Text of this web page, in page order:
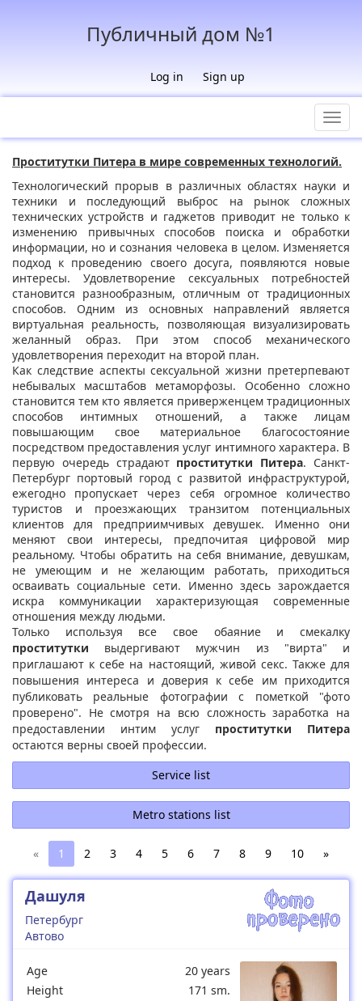
Публичный дом №1
Log in Sign up
Проститутки Питера в мире современных технологий.
Технологический прорыв в различных областях науки и
техники и последующий выброс на рынок сложных
технических устройств и гаджетов приводит не только к
изменению привычных способов поиска и обработки
информации, но и сознания человека в целом. Изменяется
подход к проведению своего досуга, появляются новые
интересы. Удовлетворение сексуальных потребностей
становится разнообразным, отличным от традиционных
способов. Одним из основных направлений является
виртуальная реальность, позволяющая визуализировать
желанный образ. При этом способ механического
удовлетворения переходит на второй план.
Как следствие аспекты сексуальной жизни претерпевают
небывалых масштабов метаморфозы. Особенно сложно
становится тем кто является приверженцем традиционных
способов интимных отношений, а также лицам
повышающим свое материальное благосостояние
посредством предоставления услуг интимного характера. В
первую очередь страдают проститутки Питера. Санкт-
Петербург портовый город с развитой инфраструктурой,
ежегодно пропускает через себя огромное количество
туристов и проезжающих транзитом потенциальных
клиентов для предприимчивых девушек. Именно они
меняют свои интересы, предпочитая цифровой мир
реальному. Чтобы обратить на себя внимание, девушкам,
не умеющим и не желающим работать, приходиться
осваивать социальные сети. Именно здесь зарождается
искра коммуникации характеризующая современные
отношения между людьми.
Только используя все свое обаяние и смекалку
проститутки выдергивают мужчин из "вирта" и
приглашают к себе на настоящий, живой секс. Также для
повышения интереса и доверия к себе им приходится
публиковать реальные фотографии с пометкой "фото
проверено". Не смотря на всю сложность заработка на
предоставлении интим услуг проститутки Питера
остаются верны своей профессии.
Service list
« 1 2 3 4 5 6 7 8 9 10 »
Дашуля
Петербург
Автово
Age
20 years
Height
171 sm.
Metro stations list